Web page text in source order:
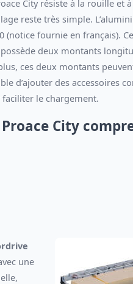
City résiste à la rouille et
reste très simple.
(notice fournie en français).
deux montants
ces deux montants
d’ajouter des accessoires
le chargement.
City
une